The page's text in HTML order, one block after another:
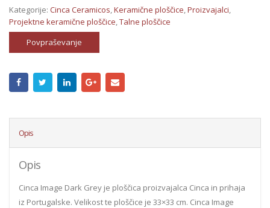
Kategorije: Cinca Ceramicos,Keramične ploščice,Proizvajalci,
Projektne keramične ploščice,Talne ploščice
Povpraševanje
Opis
Opis
Cinca Image Dark Grey je ploščica proizvajalca Cinca in prihaja
iz Portugalske. Velikost te ploščice je 33×33 cm. Cinca Image